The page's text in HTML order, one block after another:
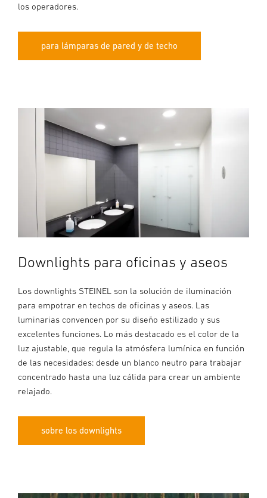
los operadores.
para lámparas de pared y de techo
Downlights para oficinas y aseos
Los downlights STEINEL son la solución de iluminación
para empotrar en techos de oficinas y aseos. Las
luminarias convencen por su diseño estilizado y sus
excelentes funciones. Lo más destacado es el color de la
luz ajustable, que regula la atmósfera lumínica en función
de las necesidades: desde un blanco neutro para trabajar
concentrado hasta una luz cálida para crear un ambiente
relajado.
sobre los downlights